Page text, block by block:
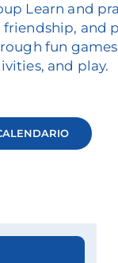
Learn and
friendship, and
fun
and play.